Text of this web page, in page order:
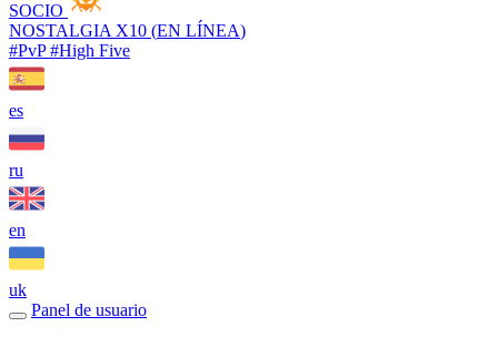
SOCIO
NOSTALGIA X10 (EN LÍNEA)
#PvP #High Five
es
ru
en
uk
Panel de usuario